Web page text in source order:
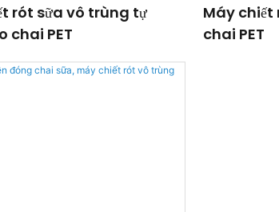
rót sữa vô trùng tự
chai PET
Máy
chai PET